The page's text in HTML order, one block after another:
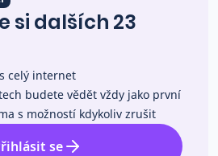
si dalších 23
celý internet
budete vědět vždy jako první
s možností kdykoliv zrušit
se